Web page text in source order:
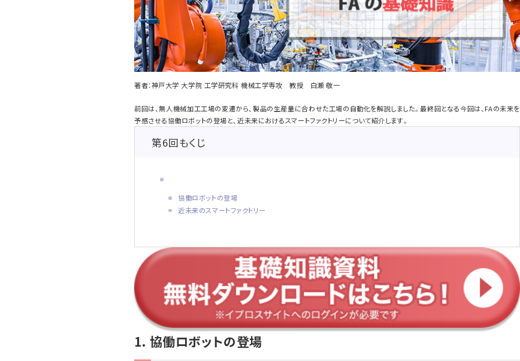
著者：神戸大学 大学院 工学研究科 機械工学専攻 教授 白瀬 敬一
前回は、無人機械加工工場の変遷から、製品の生産量に合わせた工場の自動化を解説しました。最終回となる今回は、FAの未来を
予感させる協働ロボットの登場と、近未来におけるスマートファクトリーについて紹介します。
第6回もくじ
協働ロボットの登場
近未来のスマートファクトリー
1. 協働ロボットの登場